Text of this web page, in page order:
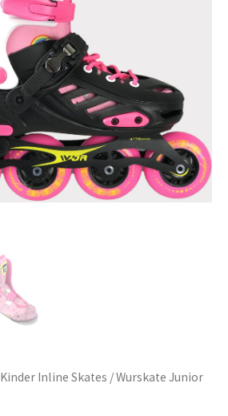
Kinder Inline Skates / Wurskate Junior